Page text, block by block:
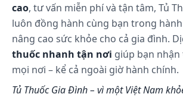
cao, tư vấn miễn phí và tận tâm, Tủ
luôn đồng hành cùng bạn trong
nâng cao sức khỏe cho cả gia đình.
thuốc nhanh tận nơi giúp bạn
mọi nơi – kể cả ngoài giờ hành chính.
Tủ Thuốc Gia Đình – vì một Việt Nam